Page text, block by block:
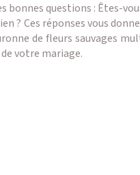
questions : Êtes-
? Ces réponses vous
de fleurs sauvages
votre mariage.